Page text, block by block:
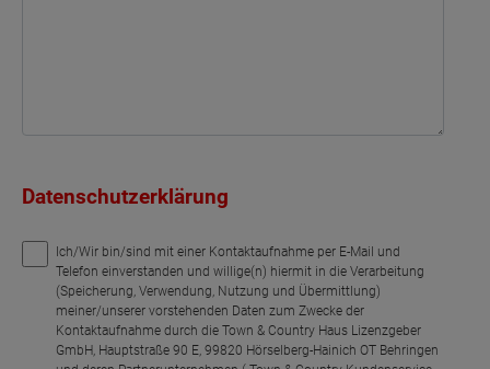
Datenschutzerklärung
Ich/Wir bin/sind mit einer Kontaktaufnahme per E-Mail und
Telefon einverstanden und willige(n) hiermit in die Verarbeitung
(Speicherung, Verwendung, Nutzung und Übermittlung)
meiner/unserer vorstehenden Daten zum Zwecke der
Kontaktaufnahme durch die Town & Country Haus Lizenzgeber
GmbH, Hauptstraße 90 E, 99820 Hörselberg-Hainich OT Behringen